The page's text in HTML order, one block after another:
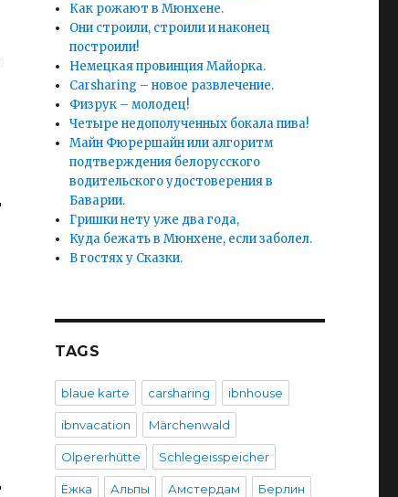
Как рожают в Мюнхене.
Они строили, строили и наконец
построили!
Немецкая провинция Майорка.
Carsharing – новое развлечение.
Физрук – молодец!
Четыре недополученных бокала пива!
Майн Фюрершайн или алгоритм
подтверждения белорусского
водительского удостоверения в
Баварии.
Гришки нету уже два года,
Куда бежать в Мюнхене, если заболел.
В гостях у Сказки.
TAGS
blaue karte carsharing ibnhouse
ibnvacation Märchenwald
Olpererhütte Schlegeisspeicher
Ёжка Альпы Амстердам Берлин